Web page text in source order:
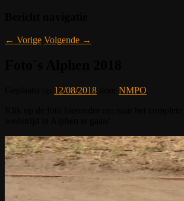
← Vorige Volgende →
12/08/2018
NMPO